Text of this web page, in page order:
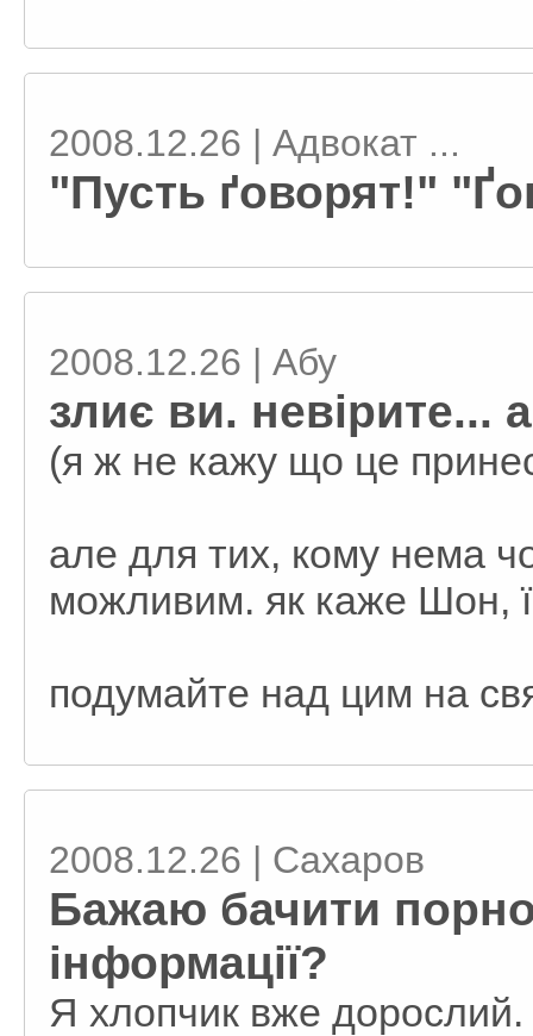
2008.12.26 | Адвокат ...
"Пусть ґоворят!"
2008.12.26 | Абу
злиє ви. невірите...
(я ж не кажу що це
але для тих, кому нема
можливим. як каже Шон,
подумайте над цим на
2008.12.26 | Сахаров
Бажаю бачити порно
інформації?
Я хлопчик вже